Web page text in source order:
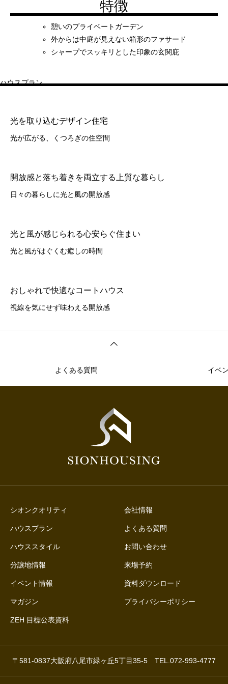
特徴
憩いのプライベートガーデン
外からは中庭が見えない箱形のファサード
シャープでスッキリとした印象の玄関庇
ハウスプラン
光を取り込むデザイン住宅
光が広がる、くつろぎの住空間
開放感と落ち着きを両立する上質な暮らし
日々の暮らしに光と風の開放感
光と風が感じられる心安らぐ住まい
光と風がはぐくむ癒しの時間
おしゃれで快適なコートハウス
視線を気にせず味わえる開放感
よくある質問 イベ
シオンクオリティ
ハウスプラン
ハウススタイル
分譲地情報
イベント情報
マガジン
ZEH 目標公表資料
会社情報
よくある質問
お問い合わせ
来場予約
資料ダウンロード
プライバシーポリシー
〒581-0837大阪府八尾市緑ヶ丘5丁目35-5 TEL.072-993-4777